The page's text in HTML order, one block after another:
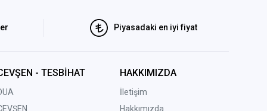
Piyasadaki en iyi fiyat
- TESBİHAT HAKKIMIZDA
İletişim
Hakkımızda